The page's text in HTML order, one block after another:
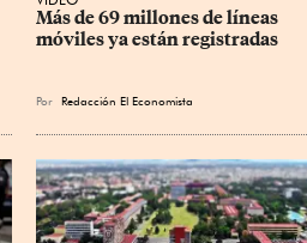
Más de 69 millones de líneas
móviles ya están registradas
Por Redacción El Economista